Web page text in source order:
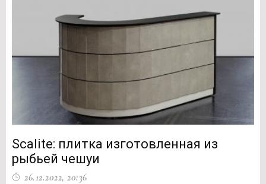
Scalite: плитка изготовленная из
рыбьей чешуи
26.12.2022, 20:36